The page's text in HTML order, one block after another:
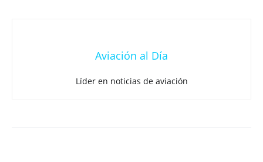
Aviación al Día
Líder en noticias de aviación